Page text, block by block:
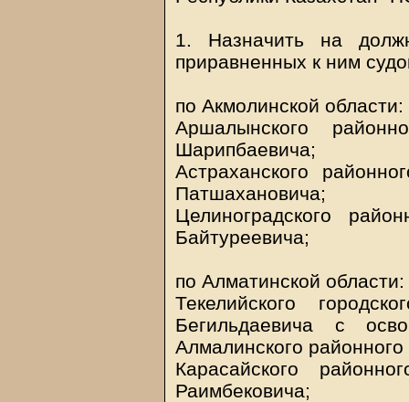
1. Назначить на
приравненных к ним
по Акмолинской области:
Аршалынского
Шарипбаевича;
Астраханского
Патшахановича;
Целиноградского
Байтуреевича;
по Алматинской области:
Текелийского
Бегильдаевича с
Алмалинского
Карасайского
Раимбековича;